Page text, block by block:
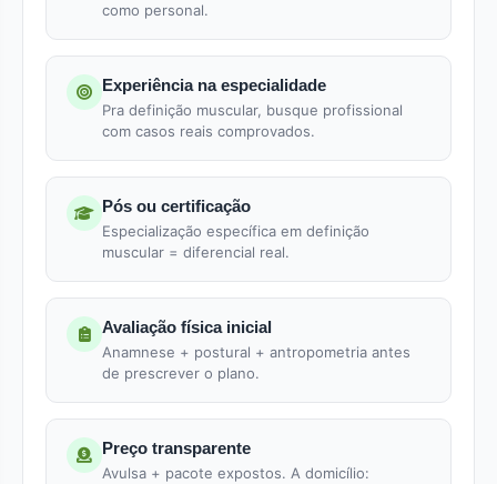
como personal.
Experiência na especialidade
Pra definição muscular, busque profissional
com casos reais comprovados.
Pós ou certificação
Especialização específica em definição
muscular = diferencial real.
Avaliação física inicial
Anamnese + postural + antropometria antes
de prescrever o plano.
Preço transparente
Avulsa + pacote expostos. A domicílio: